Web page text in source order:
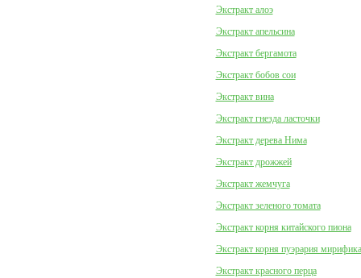
Экстракт алоэ
Экстракт апельсина
Экстракт бергамота
Экстракт бобов сои
Экстракт вина
Экстракт гнезда ласточки
Экстракт дерева Нима
Экстракт дрожжей
Экстракт жемчуга
Экстракт зеленого томата
Экстракт корня китайского пиона
Экстракт корня пуэрария мирифика
Экстракт красного перца